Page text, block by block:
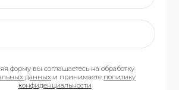
форму вы соглашаетесь на обработку
данных и принимаете политику
конфиденциальности